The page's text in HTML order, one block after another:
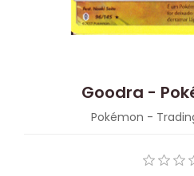
Goodra -
Pokémon -